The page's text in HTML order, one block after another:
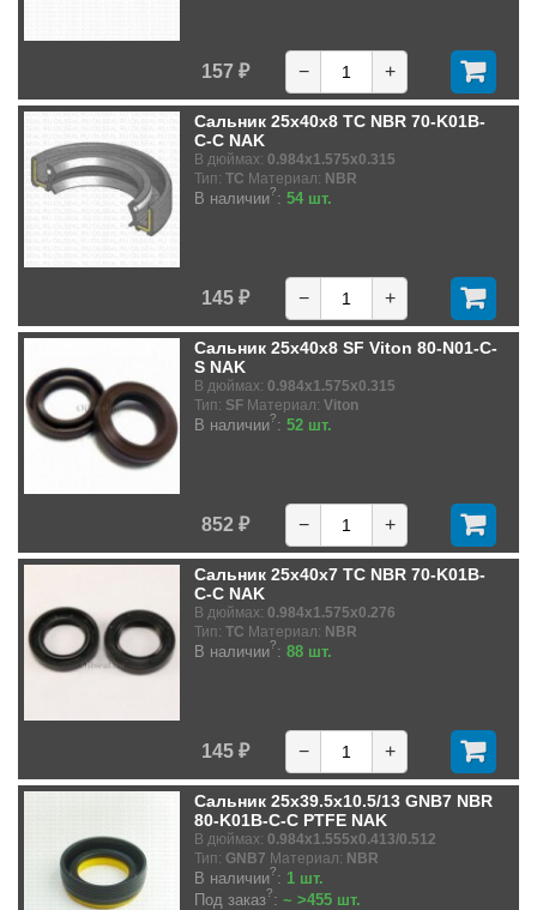
157 ₽ − +
Сальник 25x40x8 TC NBR 70-K01B-
C-C NAK
В дюймах: 0.984x1.575x0.315
Тип: TC Материал: NBR
В наличии?: 54 шт.
145 ₽ − +
Сальник 25x40x8 SF Viton 80-N01-C-
S NAK
В дюймах: 0.984x1.575x0.315
Тип: SF Материал: Viton
В наличии?: 52 шт.
852 ₽ − +
Сальник 25x40x7 TC NBR 70-K01B-
C-C NAK
В дюймах: 0.984x1.575x0.276
Тип: TC Материал: NBR
В наличии?: 88 шт.
145 ₽ − +
Сальник 25x39.5x10.5/13 GNB7 NBR
80-K01B-C-C PTFE NAK
В дюймах: 0.984x1.555x0.413/0.512
Тип: GNB7 Материал: NBR
В наличии?: 1 шт.
Под заказ?: ~ >455 шт.